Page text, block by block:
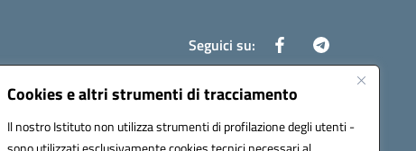
Cookies e altri strumenti di tracciamento
Il nostro Istituto non utilizza strumenti di profilazione degli utenti -
Seguici su: